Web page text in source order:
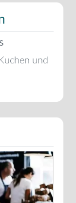
und